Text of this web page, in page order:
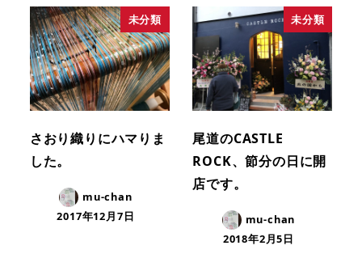
未分類
さおり織りにハマりま
した。
mu-chan
2017年12月7日
未分類
尾道のCASTLE
ROCK、節分の日に開
店です。
mu-chan
2018年2月5日